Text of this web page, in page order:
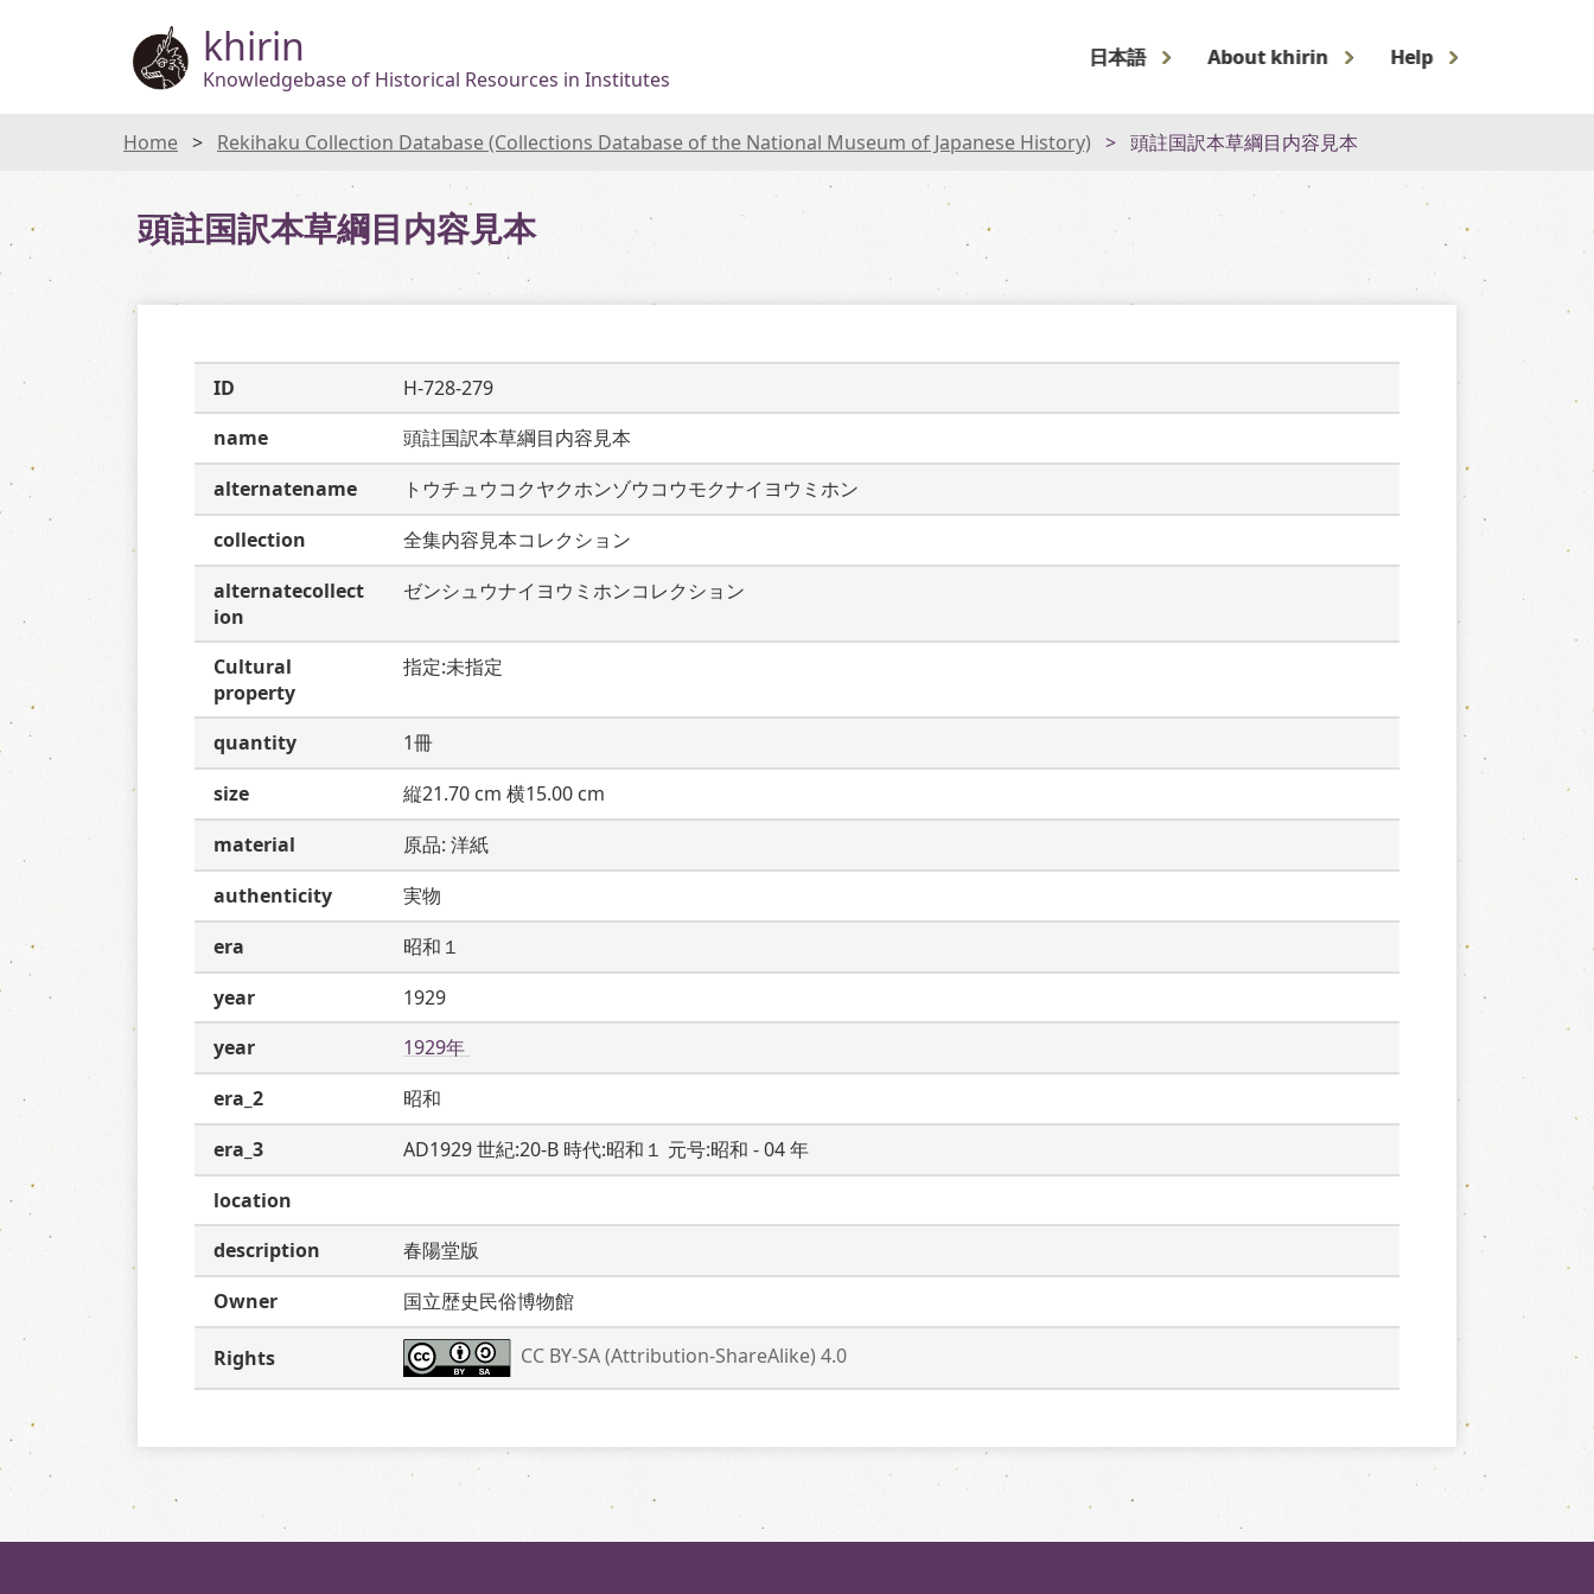
khirin
Knowledgebase of Historical Resources in Institutes
日本語 About khirin Help
Home Rekihaku Collection Database (Collections Database of the National Museum of Japanese History) 頭註国訳本草綱目内容見本
頭註国訳本草綱目内容見本
ID
H-728-279
name
頭註国訳本草綱目内容見本
alternatename
トウチュウコクヤクホンゾウコウモクナイヨウミホン
collection
全集内容見本コレクション
alternatecollect
ion
ゼンシュウナイヨウミホンコレクション
Cultural
property
指定:未指定
quantity
1冊
size
縦21.70 cm 横15.00 cm
material
原品: 洋紙
authenticity
実物
era
昭和１
year
1929
year
1929年
era_2
昭和
era_3
AD1929 世紀:20-B 時代:昭和１ 元号:昭和 - 04 年
location
description
春陽堂版
Owner
国立歴史民俗博物館
Rights CC BY-SA (Attribution-ShareAlike) 4.0